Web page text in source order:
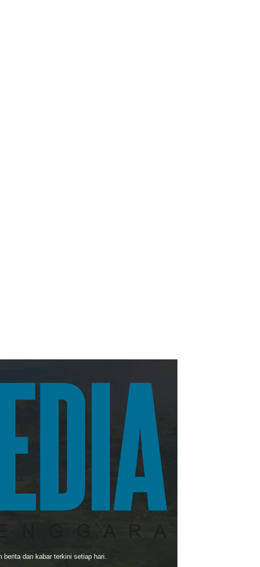
berita dan kabar terkini setiap hari.